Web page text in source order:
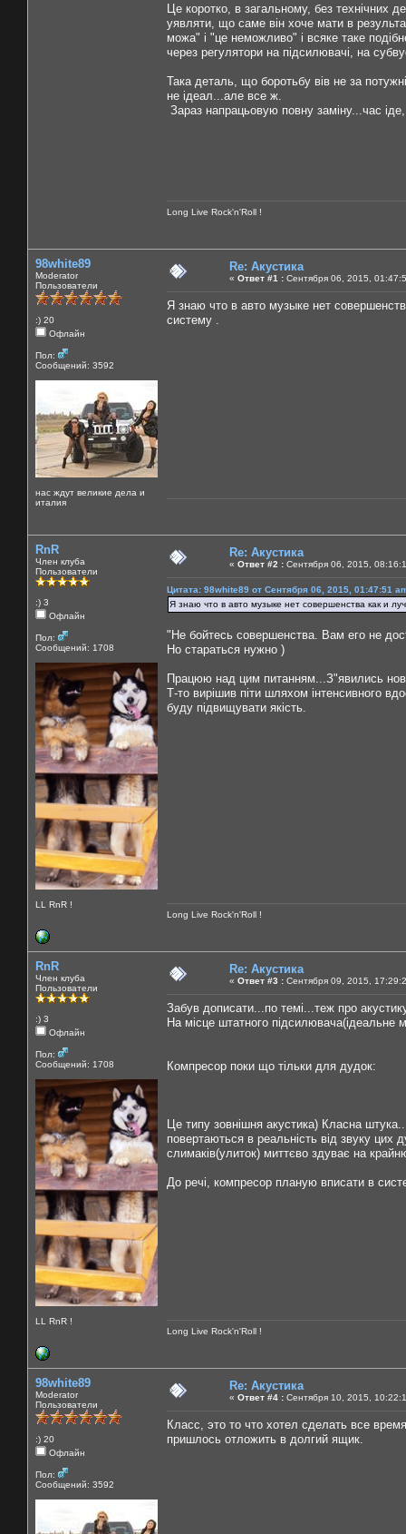
Це коротко, в загальному, без технічних
уявляти, що саме він хоче мати в
можа" і "це неможливо" і всяке таке
через регулятори на підсилювачі, на
Така деталь, що боротьбу вів не за
не ідеал...але все ж.
Зараз напрацьовую повну заміну...час
Long Live Rock'n'Roll !
98white89
Moderator
Пользователи
:) 20
Офлайн
Пол:
Сообщений: 3592
нас ждут великие дела и
италия
Re: Акустика
« Ответ #1 : Сентября 06, 2015,
Я знаю что в авто музыке нет
систему .
RnR
Член клуба
Пользователи
:) 3
Офлайн
Пол:
Сообщений: 1708
LL RnR !
Re: Акустика
« Ответ #2 : Сентября 06, 2015,
Цитата: 98white89 от Сентября 06, 2015, 01:47:51
Я знаю что в авто музыке нет совершенства как и
"Не бойтесь совершенства. Вам его не
Но стараться нужно )
Працюю над цим питанням...З"явились нові
Т-то вирішив піти шляхом інтенсивного
буду підвищувати якість.
Long Live Rock'n'Roll !
RnR
Член клуба
Пользователи
:) 3
Офлайн
Пол:
Сообщений: 1708
LL RnR !
Re: Акустика
« Ответ #3 : Сентября 09, 2015,
Забув дописати...по темі...теж про
На місце штатного підсилювача(ідеальне
Компресор поки що тільки для дудок:
Це типу зовнішня акустика) Класна
повертаються в реальність від звуку цих
слимаків(улиток) миттєво здуває на
До речі, компресор планую вписати в
Long Live Rock'n'Roll !
98white89
Moderator
Пользователи
:) 20
Офлайн
Пол:
Сообщений: 3592
Re: Акустика
« Ответ #4 : Сентября 10, 2015,
Класс, это то что хотел сделать все
пришлось отложить в долгий ящик.